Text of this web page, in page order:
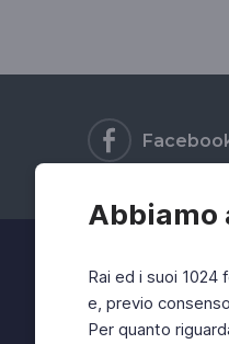
Abbiamo
Rai ed i suoi
e, previo
Per quanto